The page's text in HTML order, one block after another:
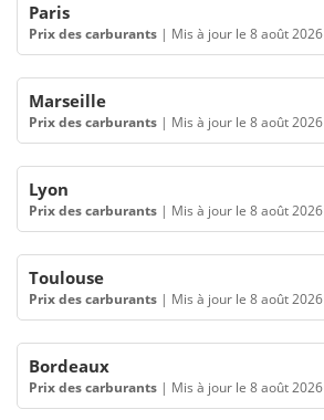
Paris
Prix des carburants | Mis à jour le 8 août 2026
Marseille
Prix des carburants | Mis à jour le 8 août 2026
Lyon
Prix des carburants | Mis à jour le 8 août 2026
Toulouse
Prix des carburants | Mis à jour le 8 août 2026
Bordeaux
Prix des carburants | Mis à jour le 8 août 2026